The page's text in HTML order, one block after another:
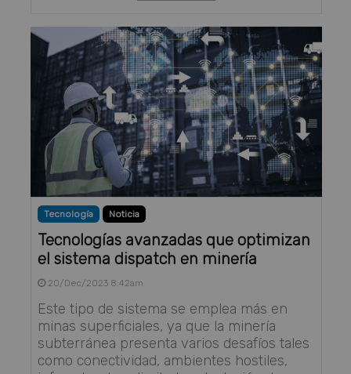
Tecnología Noticia
Tecnologías avanzadas que optimizan
el sistema dispatch en minería
20/Dec/2023 8:42am
Este tipo de sistema se emplea más en
minas superficiales, ya que la minería
subterránea presenta varios desafíos tales
como conectividad, ambientes hostiles,